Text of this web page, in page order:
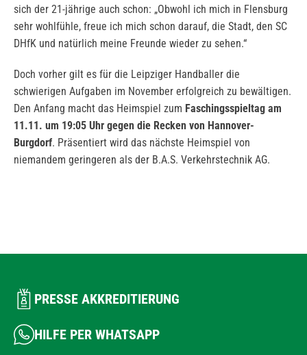
sich der 21-jährige auch schon: „Obwohl ich mich in Flensburg
sehr wohlfühle, freue ich mich schon darauf, die Stadt, den SC
DHfK und natürlich meine Freunde wieder zu sehen.“
Doch vorher gilt es für die Leipziger Handballer die
schwierigen Aufgaben im November erfolgreich zu bewältigen.
Den Anfang macht das Heimspiel zum Faschingsspieltag am
11.11. um 19:05 Uhr gegen die Recken von Hannover-
Burgdorf. Präsentiert wird das nächste Heimspiel von
niemandem geringeren als der B.A.S. Verkehrstechnik AG.
PRESSE AKKREDITIERUNG
HILFE PER WHATSAPP